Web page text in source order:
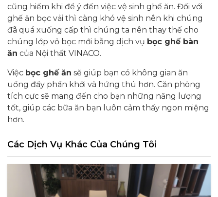
cũng hiếm khi để ý đến việc vệ sinh ghế ăn. Đối với
ghế ăn bọc vải thì càng khó vệ sinh nên khi chúng
đã quá xuống cấp thì chúng ta nên thay thế cho
chúng lớp vỏ bọc mới bằng dịch vụ bọc ghế bàn
ăn của Nội thất VINACO.
Việc bọc ghế ăn sẽ giúp bạn có không gian ăn
uống đầy phấn khởi và hứng thú hơn. Căn phòng
tích cực sẽ mang đến cho bạn những năng lượng
tốt, giúp các bữa ăn bạn luôn cảm thấy ngon miệng
hơn.
Các Dịch Vụ Khác Của Chúng Tôi